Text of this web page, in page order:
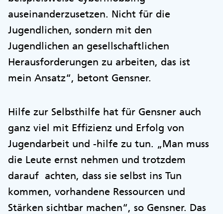
auseinanderzusetzen. Nicht für die
Jugendlichen, sondern mit den
Jugendlichen an gesellschaftlichen
Herausforderungen zu arbeiten, das ist
mein Ansatz“, betont Gensner.
Hilfe zur Selbsthilfe hat für Gensner auch
ganz viel mit Effizienz und Erfolg von
Jugendarbeit und -hilfe zu tun. „Man muss
die Leute ernst nehmen und trotzdem
darauf achten, dass sie selbst ins Tun
kommen, vorhandene Ressourcen und
Stärken sichtbar machen“, so Gensner. Das